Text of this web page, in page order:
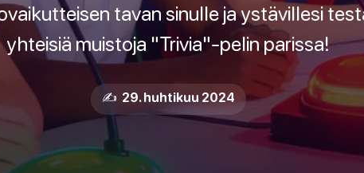
tavan sinulle ja ystävillesi
yhteisiä muistoja "Trivia"-pelin parissa!
✍️ 29. huhtikuu 2024